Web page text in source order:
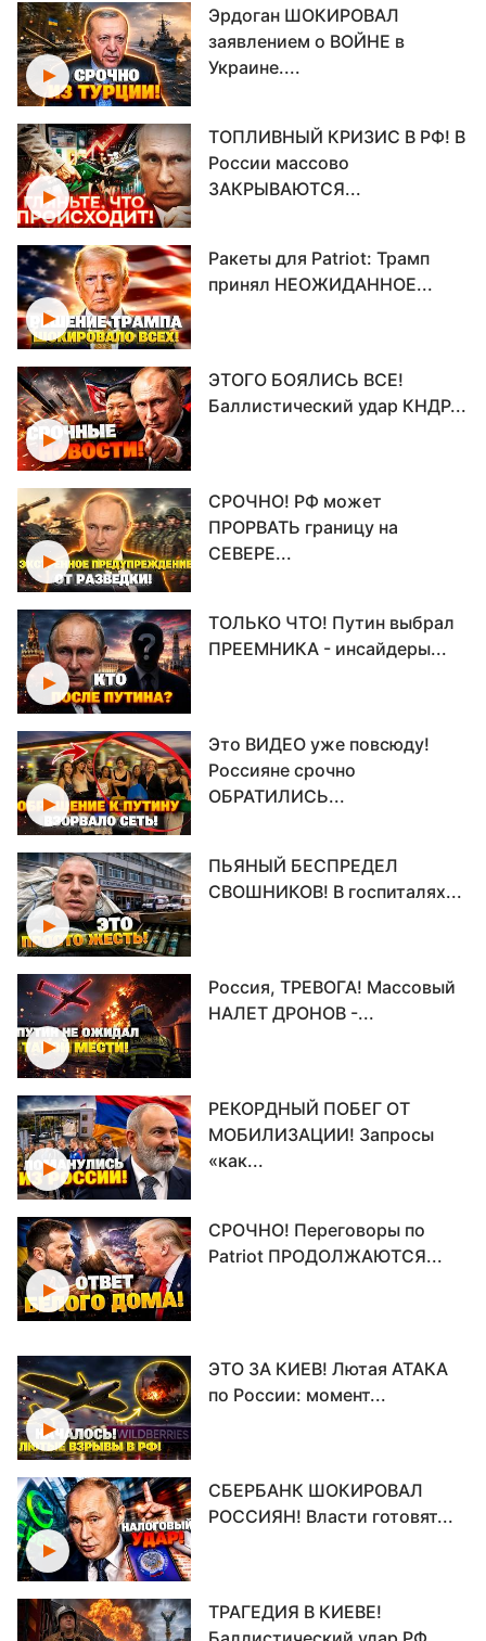
Эрдоган ШОКИРОВАЛ
заявлением о ВОЙНЕ в
Украине....
ТОПЛИВНЫЙ КРИЗИС В РФ! В
России массово
ЗАКРЫВАЮТСЯ...
Ракеты для Patriot: Трамп
принял НЕОЖИДАННОЕ...
ЭТОГО БОЯЛИСЬ ВСЕ!
Баллистический удар КНДР...
СРОЧНО! РФ может
ПРОРВАТЬ границу на
СЕВЕРЕ...
ТОЛЬКО ЧТО! Путин выбрал
ПРЕЕМНИКА - инсайдеры...
Это ВИДЕО уже повсюду!
Россияне срочно
ОБРАТИЛИСЬ...
ПЬЯНЫЙ БЕСПРЕДЕЛ
СВОШНИКОВ! В госпиталях...
Россия, ТРЕВОГА! Массовый
НАЛЕТ ДРОНОВ -...
РЕКОРДНЫЙ ПОБЕГ ОТ
МОБИЛИЗАЦИИ! Запросы
«как...
СРОЧНО! Переговоры по
Patriot ПРОДОЛЖАЮТСЯ...
ЭТО ЗА КИЕВ! Лютая АТАКА
по России: момент...
СБЕРБАНК ШОКИРОВАЛ
РОССИЯН! Власти готовят...
ТРАГЕДИЯ В КИЕВЕ!